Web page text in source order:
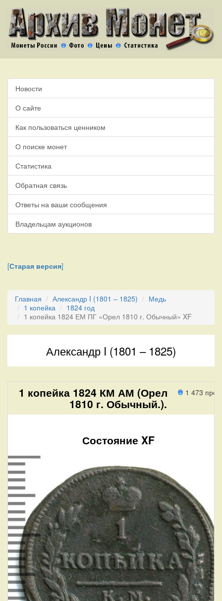
Новости
О сайте
Как пользоваться ценником
О поиске монет
Статистика
Обратная связь
Ответы на ваши сообщения
Владельцам аукционов
[Старая версия]
Главная Александр I (1801 – 1825)
Медь
1 копейка
1824 год
1 копейка 1824 ЕМ ПГ «Орел 1810 г. Обычный» XF
Александр I (1801 – 1825)
1 473
1 копейка 1824 КМ АМ (Орел
1810 г. Обычный.).
Состояние XF